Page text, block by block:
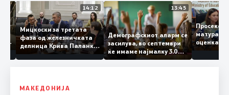
15:20
Во
14:12
Мицкоски за третата
фаза од железничката
делница Крива Паланка
– Деве Баир: Проектот
нема да заврши на
целина
13:45
Демографскиот аларм се
засилува, во септември
ќе имаме најмалку 3.000
првачиња помалку
матура
оценка
МАКЕДОНИЈА